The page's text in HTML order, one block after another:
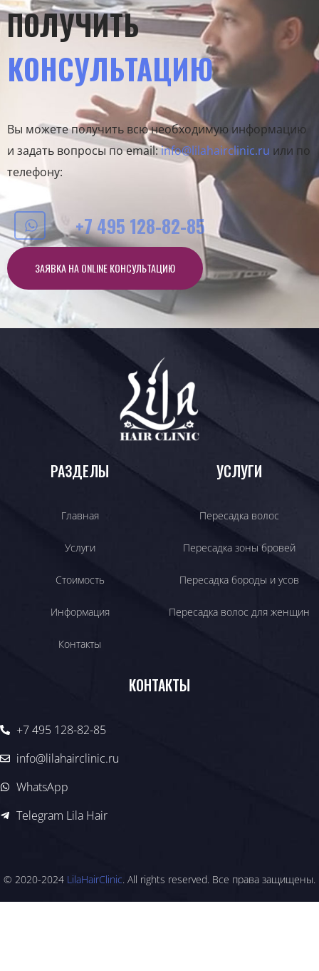
ПОЛУЧИТЬ
КОНСУЛЬТАЦИЮ
Вы можете получить всю необходимую информацию
и задать вопросы по email:info@lilahairclinic.ru или по
телефону:
+7 495 128-82-85
ЗАЯВКА НА ONLINE КОНСУЛЬТАЦИЮ
РАЗДЕЛЫ
Главная
Услуги
Стоимость
Информация
Контакты
УСЛУГИ
Пересадка волос
Пересадка зоны бровей
Пересадка бороды и усов
Пересадка волос для женщин
КОНТАКТЫ
+7 495 128-82-85
info@lilahairclinic.ru
WhatsApp
Telegram Lila Hair
© 2020-2024 LilaHairClinic. All rights reserved. Все права защищены.